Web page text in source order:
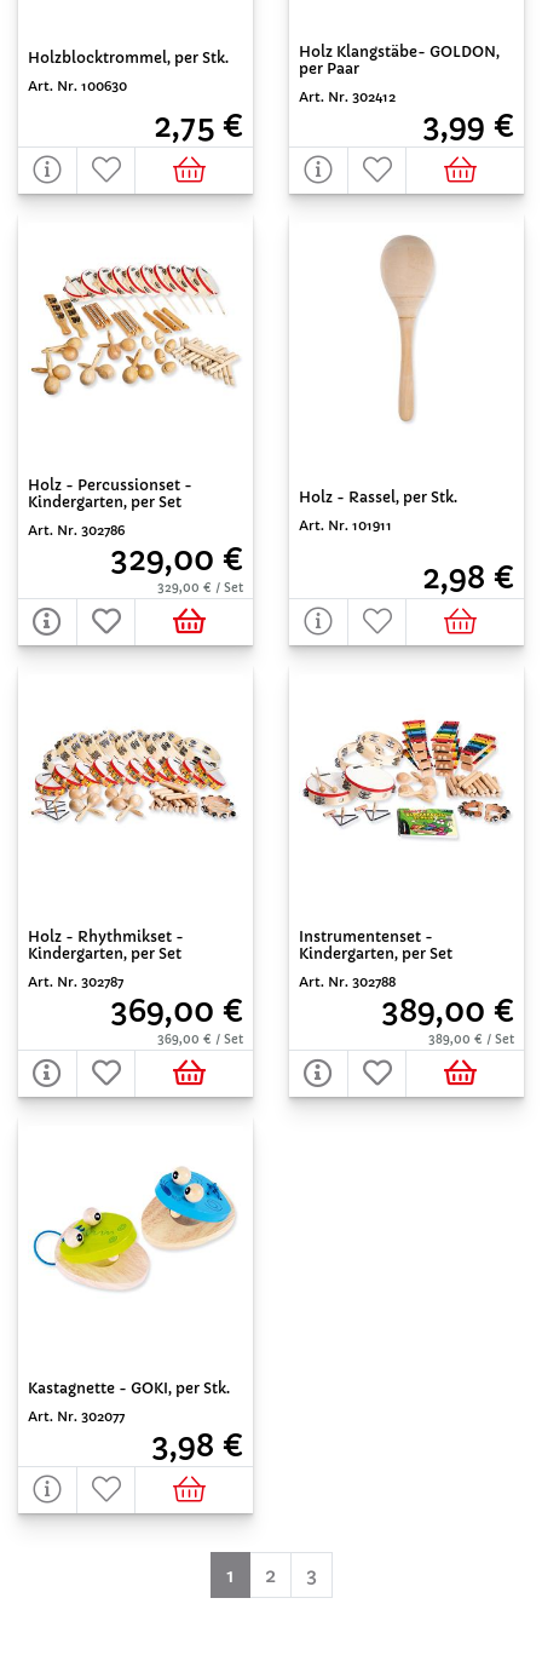
Holzblocktrommel, per Stk.
Art. Nr. 100630
2,75 €
Holz Klangstäbe- GOLDON,
per Paar
Art. Nr. 302412
3,99 €
Holz - Percussionset -
Kindergarten, per Set
Art. Nr. 302786
329,00 €
329,00 € / Set
Holz - Rassel, per Stk.
Art. Nr. 101911
2,98 €
Holz - Rhythmikset -
Kindergarten, per Set
Art. Nr. 302787
369,00 €
369,00 € / Set
Instrumentenset -
Kindergarten, per Set
Art. Nr. 302788
389,00 €
389,00 € / Set
Kastagnette - GOKI, per Stk.
Art. Nr. 302077
3,98 €
1 (aktuell)
2 3